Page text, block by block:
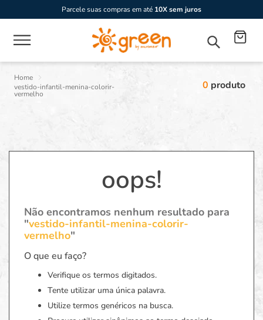
Parcele suas compras em até 10X sem juros
vestido-infantil-menina-colorir-
vermelho
0 produto
oops!
Não encontramos nenhum resultado para
"vestido-infantil-menina-colorir-
vermelho"
O que eu faço?
Verifique os termos digitados.
Tente utilizar uma única palavra.
Utilize termos genéricos na busca.